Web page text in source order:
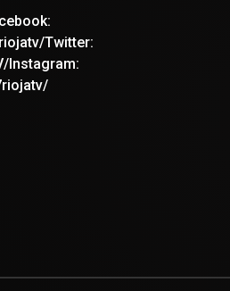
Twitter:
Instagram: